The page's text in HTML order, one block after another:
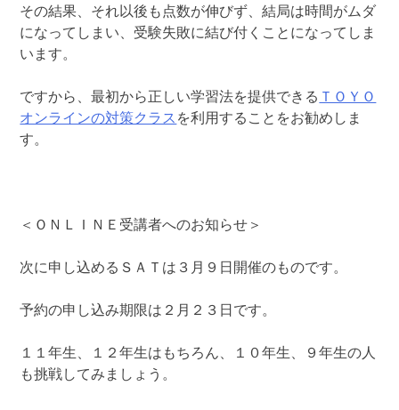
その結果、それ以後も点数が伸びず、結局は時間がムダ
になってしまい、受験失敗に結び付くことになってしま
います。
ですから、最初から正しい学習法を提供できる ＴＯＹＯ
オンラインの対策クラス を利用することをお勧めしま
す。
＜ＯＮＬＩＮＥ受講者へのお知らせ＞
次に申し込めるＳＡＴは３月９日開催のものです。
予約の申し込み期限は２月２３日です。
１１年生、１２年生はもちろん、１０年生、９年生の人
も挑戦してみましょう。